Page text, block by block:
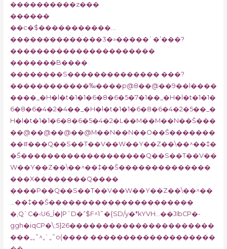
����������z���
������
��c�$�����������…
��������������3�»�����`�’���?
����������������������
�������B����
��������S�������������� ���?
������������‰����p@8��@��9��l����
����_�H�l�t�1�1�6�8�6�5�7�1��_�H�l�t�1�1�
6�8�6�4�2�4��_�H�l�t�1�1�6�8�6�4�2�5��_�
H�l�t�1�1�6�8�6�5�4�2�L��M��M��N��Š���
��@��@��@��@M��N��N��O��Š�������
��#���Q��S��T��V��W��Y��Z��\��^��‡�
�Š�������������������Q��S��T��V��
W��Y��Z��\��^��‡��Š��������������
���X��������Q����
����P��Q��S��T��V��W��Y��Z��\��^��
…��‡��Š����������������������
�,Q`C�‹U6_ĺ�|PˆD�”$F^1˜�{SD/y�*kYVH…��JIbCP�-
ggh�iqCP�\;5}26����������������������
���„„˜^„`„˜o(����.�������������������